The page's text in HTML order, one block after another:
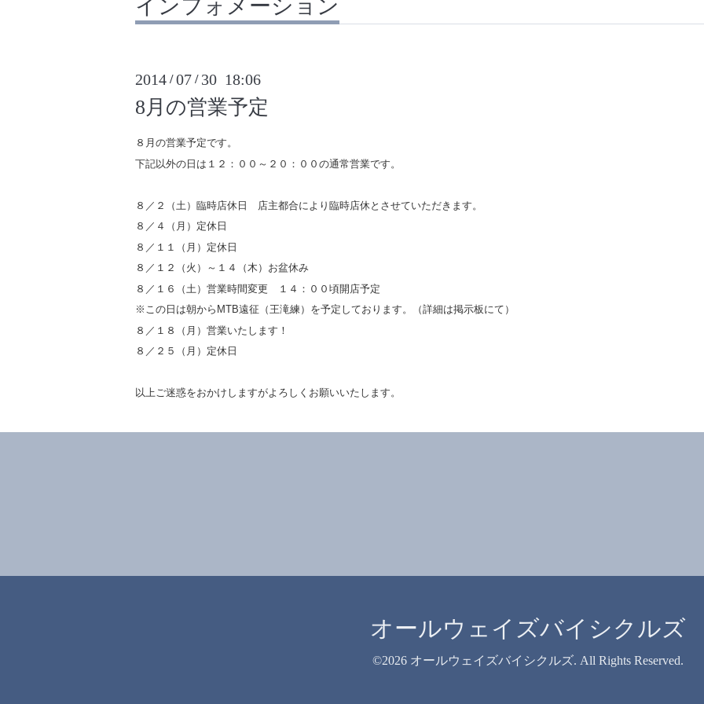
インフォメーション
2014 /07 / 30 18:06
8月の営業予定
８月の営業予定です。
下記以外の日は１２：００～２０：００の通常営業です。
８／２（土）臨時店休日 店主都合により臨時店休とさせていただきます。
８／４（月）定休日
８／１１（月）定休日
８／１２（火）～１４（木）お盆休み
８／１６（土）営業時間変更 １４：００頃開店予定
※この日は朝からMTB遠征（王滝練）を予定しております。（詳細は掲示板にて）
８／１８（月）営業いたします！
８／２５（月）定休日
以上ご迷惑をおかけしますがよろしくお願いいたします。
オールウェイズバイシクルズ
©2026 オールウェイズバイシクルズ. All Rights Reserved.